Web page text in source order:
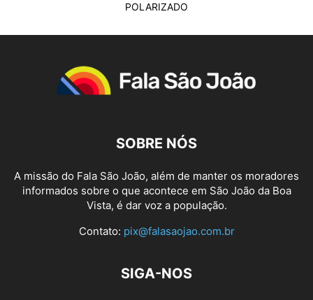
POLARIZADO
SOBRE NÓS
A missão do Fala São João, além de manter os moradores
informados sobre o que acontece em São João da Boa
Vista, é dar voz a população.
Contato: pix@falasaojao.com.br
SIGA-NOS